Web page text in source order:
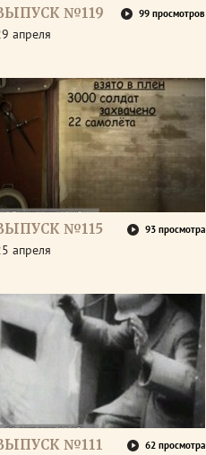
№119 99 просмотров
апреля
№115 93 просмотра
апреля
№111 62 просмотра